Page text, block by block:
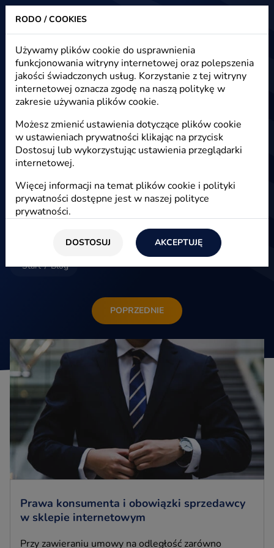
Heuristic - strony www, sklepy internetowe, e-marketing
Blog - e-marketing, e-commerce,
e-biznes
E-marketing
Start / Blog
POPRZEDNIE
Prawa konsumenta i obowiązki sprzedawcy
w sklepie internetowym
Przy zawieraniu umowy na odległość zarówno
RODO / COOKIES
Używamy plików cookie do usprawnienia
funkcjonowania witryny internetowej oraz polepszenia
jakości świadczonych usług. Korzystanie z tej witryny
internetowej oznacza zgodę na naszą politykę w
zakresie używania plików cookie.
Możesz zmienić ustawienia dotyczące plików cookie
w ustawieniach prywatności klikając na przycisk
Dostosuj lub wykorzystując ustawienia przeglądarki
internetowej.
Więcej informacji na temat plików cookie i polityki
prywatności dostępne jest w naszej polityce
prywatności.
DOSTOSUJ AKCEPTUJĘ